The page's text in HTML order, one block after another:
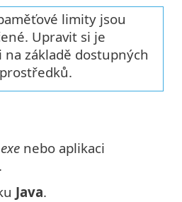
limity jsou
Upravit si je
základě dostupných
nebo aplikaci
.
Java.